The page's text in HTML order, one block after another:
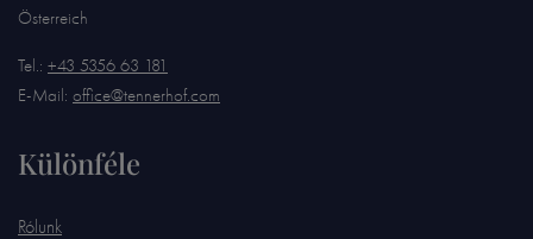
Österreich
Tel.: +43 5356 63 181
E-Mail: office@tennerhof.com
Különféle
Rólunk